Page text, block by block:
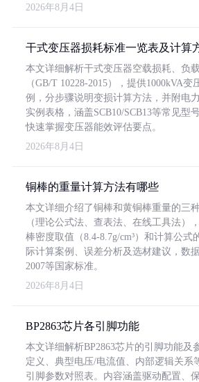
2026年8月4日
干式变压器损耗标准一览表及计算
本文详细解析干式变压器空载损耗、负
（GB/T 10228-2015），提供1000kVA变
例，分步骤说明变损计算方法，并附电
实例表格，涵盖SCB10/SCB13等常见型
快速掌握变压器能效评估要点。
2026年8月4日
铜棒的重量计算方法有哪些
本文详细介绍了铜棒和黄铜棒重量的三
（理论公式法、查表法、在线工具法）
棒密度取值（8.4-8.7g/cm³）和计算公式
际计算案例、误差分析及选材建议，数
2007等国家标准。
2026年8月4日
BP2863芯片各引脚功能
本文详细解析BP2863芯片的引脚功能及
定义、典型电压/电流值、内部逻辑关系
引脚参数对照表。内容涵盖驱动配置、